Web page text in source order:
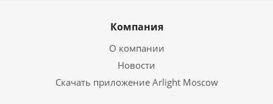
Компания
О компании
Новости
Скачать приложение Arlight Moscow